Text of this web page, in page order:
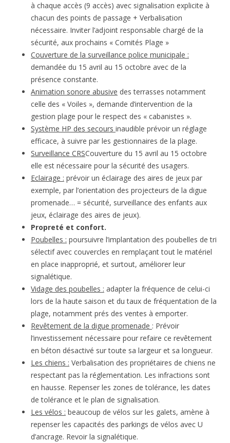
à chaque accès (9 accès) avec signalisation explicite à
chacun des points de passage + Verbalisation
nécessaire. Inviter l’adjoint responsable chargé de la
sécurité, aux prochains « Comités Plage »
Couverture de la surveillance police municipale :
demandée du 15 avril au 15 octobre avec de la
présence constante.
Animation sonore abusive des terrasses notamment
celle des « Voiles », demande d’intervention de la
gestion plage pour le respect des « cabanistes ».
Système HP des secours inaudible prévoir un réglage
efficace, à suivre par les gestionnaires de la plage.
Surveillance CRSCouverture du 15 avril au 15 octobre
elle est nécessaire pour la sécurité des usagers.
Eclairage : prévoir un éclairage des aires de jeux par
exemple, par l’orientation des projecteurs de la digue
promenade… = sécurité, surveillance des enfants aux
jeux, éclairage des aires de jeux).
Propreté et confort.
Poubelles : poursuivre l’implantation des poubelles de tri
sélectif avec couvercles en remplaçant tout le matériel
en place inapproprié, et surtout, améliorer leur
signalétique.
Vidage des poubelles : adapter la fréquence de celui-ci
lors de la haute saison et du taux de fréquentation de la
plage, notamment prés des ventes à emporter.
Revêtement de la digue promenade : Prévoir
l’investissement nécessaire pour refaire ce revêtement
en béton désactivé sur toute sa largeur et sa longueur.
Les chiens : Verbalisation des propriétaires de chiens ne
respectant pas la réglementation. Les infractions sont
en hausse. Repenser les zones de tolérance, les dates
de tolérance et le plan de signalisation.
Les vélos : beaucoup de vélos sur les galets, amène à
repenser les capacités des parkings de vélos avec U
d’ancrage. Revoir la signalétique.